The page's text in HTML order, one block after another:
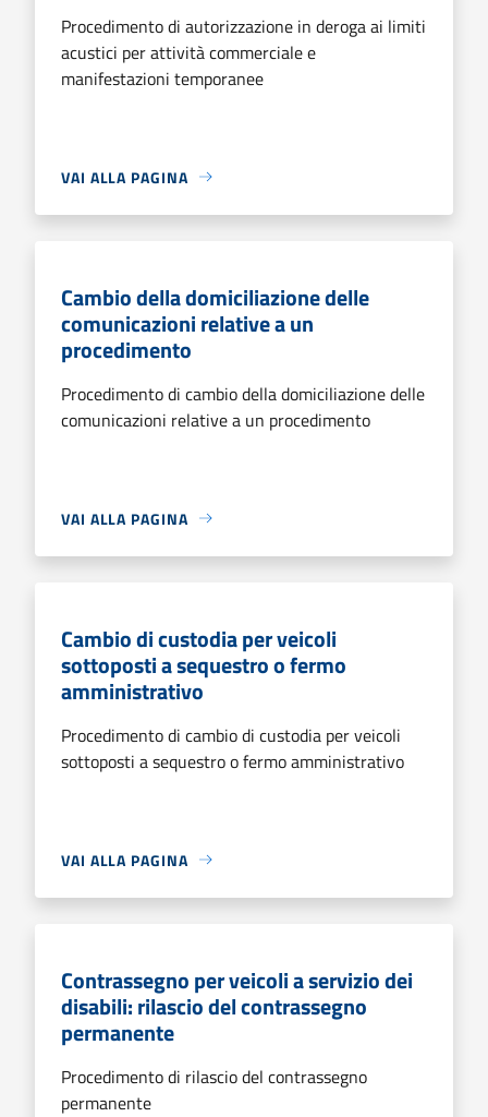
Procedimento di autorizzazione in deroga ai limiti
acustici per attività commerciale e
manifestazioni temporanee
VAI ALLA PAGINA
Cambio della domiciliazione delle
comunicazioni relative a un
procedimento
Procedimento di cambio della domiciliazione delle
comunicazioni relative a un procedimento
VAI ALLA PAGINA
Cambio di custodia per veicoli
sottoposti a sequestro o fermo
amministrativo
Procedimento di cambio di custodia per veicoli
sottoposti a sequestro o fermo amministrativo
VAI ALLA PAGINA
Contrassegno per veicoli a servizio dei
disabili: rilascio del contrassegno
permanente
Procedimento di rilascio del contrassegno
permanente